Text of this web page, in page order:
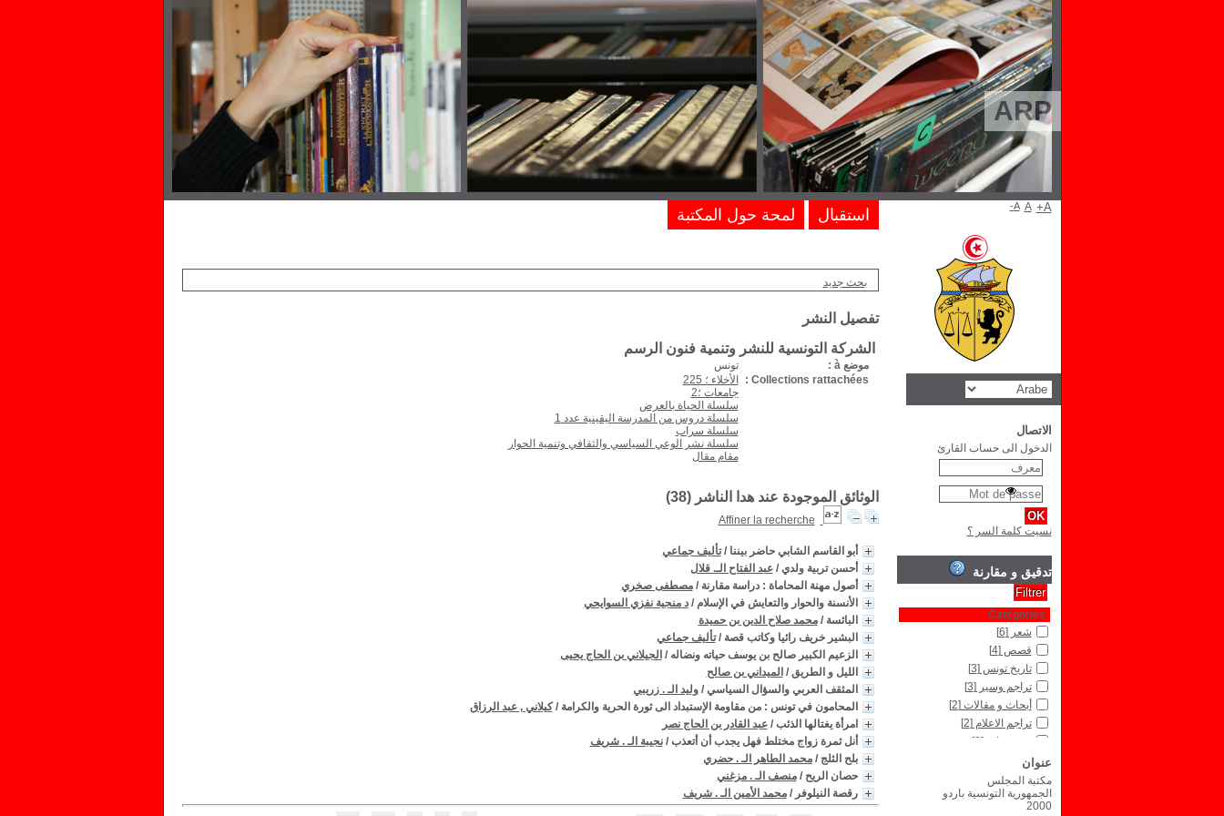
ARP
بحث جديد
تفصيل النشر
الشركة التونسية للنشر وتنمية فنون الرسم
موضع à :
تونس
Collections rattachées :
الأخلاء ؛ 225
جامعات ؛2
سلسلة الحياة بالعرض
سلسلة دروس من المدرسة اليقينية عدد 1
سلسلة سراب
سلسلة نشر الوعي السياسي والثقافي وتنمية الحوار
مقام مقال
الوثائق الموجودة عند هدا الناشر (38
)
Affiner la recherche
أبو القاسم الشابي حاضر بيننا /تأليف جماعي
أحسن تربية ولدي /عبد الفتاح الـ. قلال
أصول مهنة المحاماة : دراسة مقارنة /مصطفى صخري
الأنسنة والحوار والتعايش في الإسلام /د منجية نفزي السوايحي
البائسة /محمد صلاح الدين بن حميدة
البشير خريف رائيا وكاتب قصة /تأليف جماعي
الزعيم الكبير صالح بن يوسف حياته ونضاله / الجيلاني بن الحاج يحيى
الليل و الطريق / الميداني بن صالح
المثقف العربي والسؤال السياسي /وليد الـ . زريبي
المحامون في تونس : من مقاومة الإستبداد الى ثورة الحرية والكرامة /كيلاني , عبد الرزاق
امرأة يغتالها الذئب /عبد القادر بن الحاج نصر
أنل ثمرة زواج مختلط فهل يجدب أن أتعذب /نجيبة الـ . شريف
بلح الثلج /محمد الطاهر الـ . حضري
حصان الريح /منصف الـ . مزغني
رقصة النيلوفر /محمد الأمين الـ . شريف
استقبال لمحة حول المكتبة A- A A+
الاتصال
الدخول الى حساب القارئ
نسيت كلمة السر ؟
تدقيق و مقارنة
Catégories
شعر [6]
قصص [4]
تاريخ تونس [3]
تراجم وسير [3]
أبحاث و مقالات [2]
تراجم الاعلام [2]
مسرحيات[2]
آداب شعبية
أخلاق وآداب
أدب[1]
عنوان
مكتبة المجلس
الجمهورية التونسية باردو
2000